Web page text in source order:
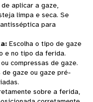
aplicar a gaze,
limpa e seca. Se
para
:Escolha o tipo de gaze
e no tipo da ferida.
compressas de gaze.
gaze ou gaze pré-
sobre a ferida,